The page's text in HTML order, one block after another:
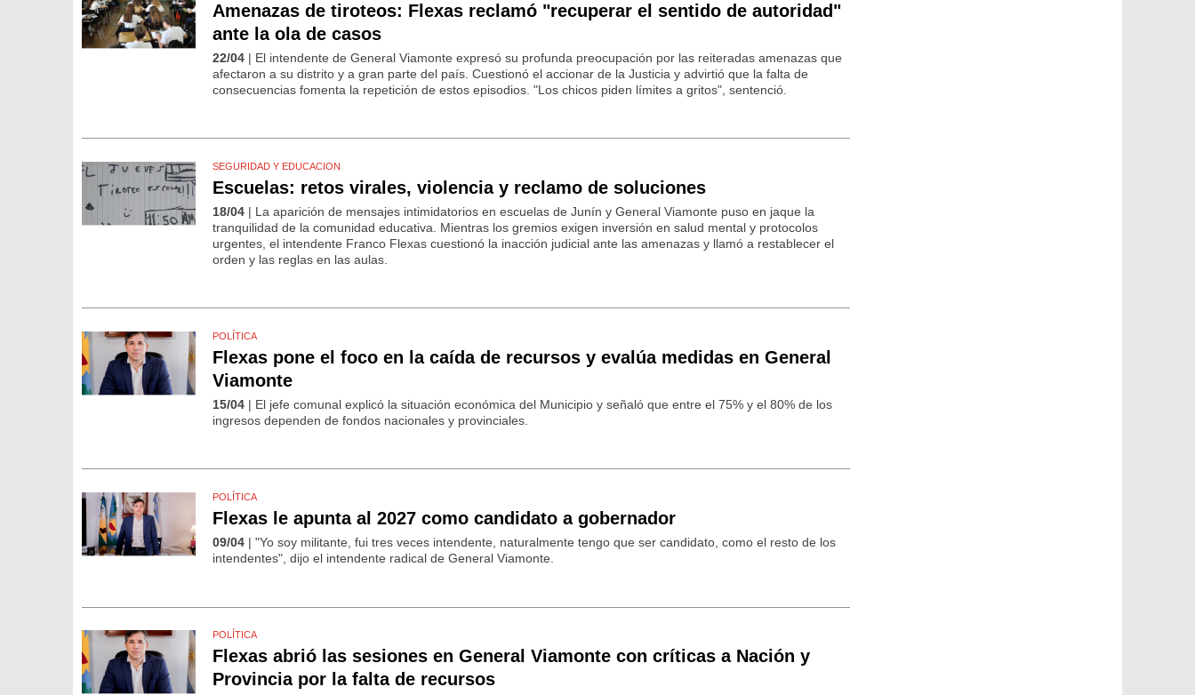
Amenazas de tiroteos: Flexas reclamó "recuperar el sentido de autoridad"
ante la ola de casos
22/04 | El intendente de General Viamonte expresó su profunda preocupación por las reiteradas amenazas que
afectaron a su distrito y a gran parte del país. Cuestionó el accionar de la Justicia y advirtió que la falta de
consecuencias fomenta la repetición de estos episodios. "Los chicos piden límites a gritos", sentenció.
SEGURIDAD Y EDUCACION
Escuelas: retos virales, violencia y reclamo de soluciones
18/04 | La aparición de mensajes intimidatorios en escuelas de Junín y General Viamonte puso en jaque la
tranquilidad de la comunidad educativa. Mientras los gremios exigen inversión en salud mental y protocolos
urgentes, el intendente Franco Flexas cuestionó la inacción judicial ante las amenazas y llamó a restablecer el
orden y las reglas en las aulas.
POLÍTICA
Flexas pone el foco en la caída de recursos y evalúa medidas en General
Viamonte
15/04 | El jefe comunal explicó la situación económica del Municipio y señaló que entre el 75% y el 80% de los
ingresos dependen de fondos nacionales y provinciales.
POLÍTICA
Flexas le apunta al 2027 como candidato a gobernador
09/04 | "Yo soy militante, fui tres veces intendente, naturalmente tengo que ser candidato, como el resto de los
intendentes", dijo el intendente radical de General Viamonte.
POLÍTICA
Flexas abrió las sesiones en General Viamonte con críticas a Nación y
Provincia por la falta de recursos